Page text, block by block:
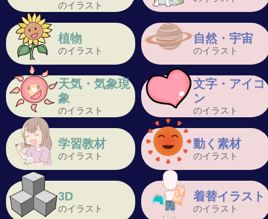
のイラスト
植物
のイラスト
自然・宇宙
のイラスト
天気・気象現
象
のイラスト
文字・アイコ
ン
のイラスト
学習教材
のイラスト
動く素材
のイラスト
3D
のイラスト
着替イラスト
のイラスト